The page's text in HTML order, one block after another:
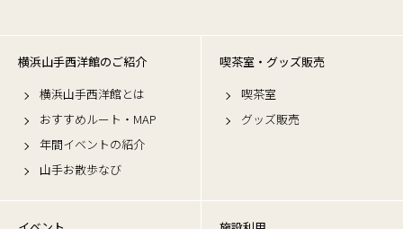
横浜山手西洋館のご紹介
横浜山手西洋館とは
おすすめルート・MAP
年間イベントの紹介
山手お散歩なび
喫茶室・グッズ販売
喫茶室
グッズ販売